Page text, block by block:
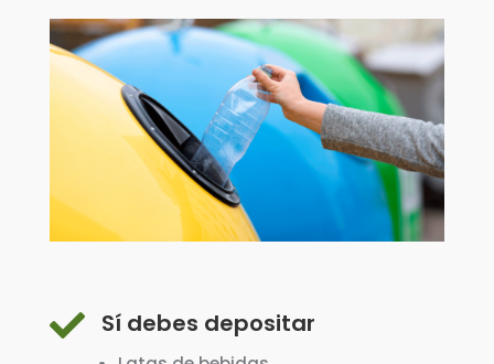
 Sí debes depositar